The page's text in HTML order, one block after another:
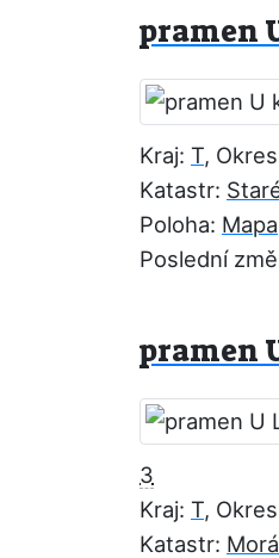
pramen
Kraj: T,
Katastr:
Poloha: Mapa
Poslední
pramen
3
Kraj: T,
Katastr: